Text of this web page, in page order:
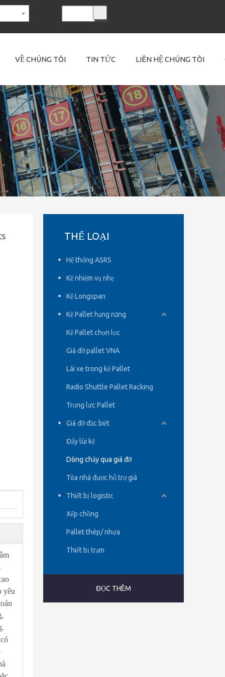
VỀ CHÚNG TÔI TIN TỨC LIÊN HỆ CHÚNG TÔI
yêu
THỂ LOẠI
Hệ thống ASRS
Kệ nhiệm vụ nhẹ
Kệ Longspan
Kệ Pallet hạng nặng
Kệ Pallet chọn lọc
Giá đỡ pallet VNA
Lái xe trong kệ Pallet
Radio Shuttle Pallet Racking
Trọng lực Pallet
Giá đỡ đặc biệt
Đẩy lùi kệ
Dòng chảy qua giá đỡ
Tòa nhà được hỗ trợ giá
Thiết bị logistic
Xếp chồng
Pallet thép/ nhựa
Thiết bị trạm
ĐỌC THÊM